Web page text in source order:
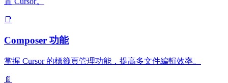
📑
Composer 功能
掌握 Cursor 的標籤頁管理功能，提高多文件編輯效率。
📄